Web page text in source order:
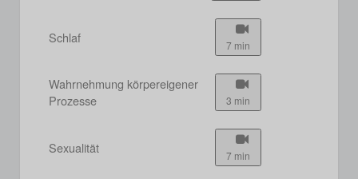
Schlaf 7 min
Wahrnehmung körpereigener
Prozesse
3 min
Sexualität 7 min